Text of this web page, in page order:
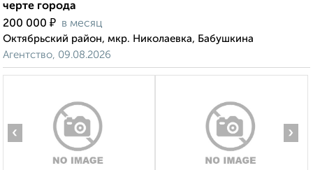
черте города
200 000 ₽ в месяц
Октябрьский район, мкр. Николаевка, Бабушкина
Агентство, 09.08.2026
‹ ›